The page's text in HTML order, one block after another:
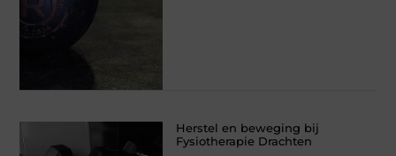
Herstel en beweging bij
Fysiotherapie Drachten